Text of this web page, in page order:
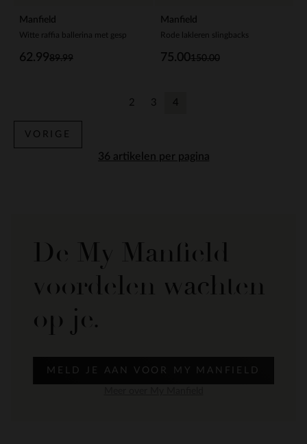
Manfield
Witte raffia ballerina met gesp
89.99
62.99
Manfield
Rode lakleren slingbacks
150.00
75.00
per pagina
VORIGE
2 3 4
De My Manfield
voordelen wachten
op je.
MELD JE AAN VOOR MY MANFIELD